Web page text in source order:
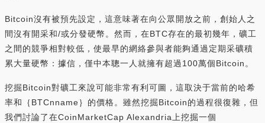
Bitcoin沒有被預先設定，這意味著在向公眾開放之前，創始人之
間沒有開采和/或分發硬幣。然而，在BTC存在的最初幾年，礦工
之間的競爭相對較低，使最早的網絡參與者能夠通過定期采礦積
累大量硬幣：據信，僅中本聰一人就擁有超過100萬個Bitcoin。
挖掘Bitcoin對礦工來說可能非常有利可圖，這取決于當前的哈希
率和｛BTCnname｝的價格。雖然挖掘Bitcoin的過程很復雜，但
我們討論了在CoinMarketCap Alexandria上挖掘一個